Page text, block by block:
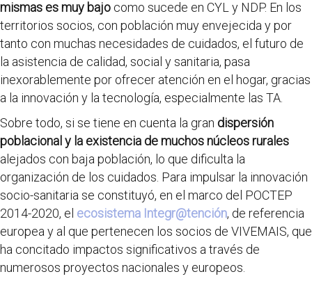
mismas es muy bajocomo sucede en CYL y NDP. En los
territorios socios, con población muy envejecida y por
tanto con muchas necesidades de cuidados, el futuro de
la asistencia de calidad, social y sanitaria, pasa
inexorablemente por ofrecer atención en el hogar, gracias
a la innovación y la tecnología, especialmente las TA.
Sobre todo, si se tiene en cuenta la gran dispersión
poblacional y la existencia de muchos núcleos rurales
alejados con baja población, lo que dificulta la
organización de los cuidados. Para impulsar la innovación
socio-sanitaria se constituyó, en el marco del POCTEP
2014-2020, el ecosistema Integr@tención, de referencia
europea y al que pertenecen los socios de VIVEMAIS, que
ha concitado impactos significativos a través de
numerosos proyectos nacionales y europeos.